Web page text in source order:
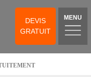
DEVIS
GRATUIT
MENU